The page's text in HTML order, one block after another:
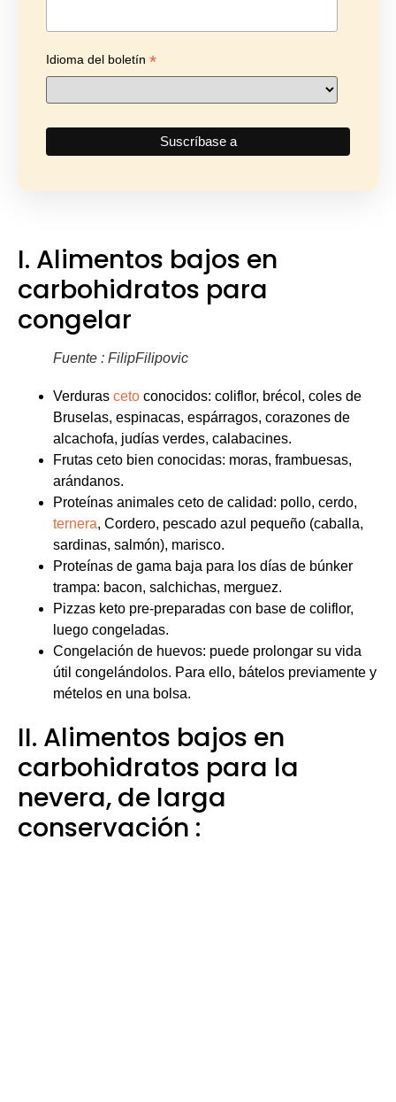
Idioma del boletín *
I. Alimentos bajos en
carbohidratos para
congelar
Fuente : FilipFilipovic
Verduras ceto conocidos: coliflor, brécol, coles de
Bruselas, espinacas, espárragos, corazones de
alcachofa, judías verdes, calabacines.
Frutas ceto bien conocidas: moras, frambuesas,
arándanos.
Proteínas animales ceto de calidad: pollo, cerdo,
ternera, Cordero, pescado azul pequeño (caballa,
sardinas, salmón), marisco.
Proteínas de gama baja para los días de búnker
trampa: bacon, salchichas, merguez.
Pizzas keto pre-preparadas con base de coliflor,
luego congeladas.
Congelación de huevos: puede prolongar su vida
útil congelándolos. Para ello, bátelos previamente y
mételos en una bolsa.
II. Alimentos bajos en
carbohidratos para la
nevera, de larga
conservación :